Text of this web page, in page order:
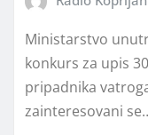
Ministarstvo
konkurs za upis
pripadnika
zainteresovani